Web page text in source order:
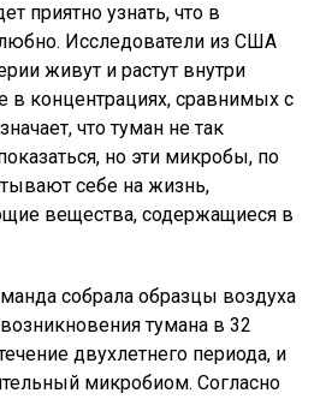
приятно узнать, что в
Исследователи из США
живут и растут внутри
в концентрациях, сравнимых с
что туман не так
но эти микробы, по
себе на жизнь,
вещества, содержащиеся в
собрала образцы воздуха
тумана в 32
двухлетнего периода, и
микробиом. Согласно